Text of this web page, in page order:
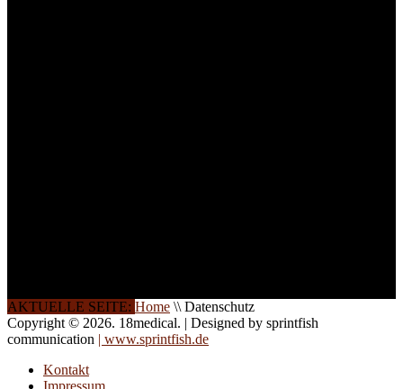
AKTUELLE SEITE: Home \\ Datenschutz
Copyright © 2026. 18medical. | Designed by sprintfish
communication | www.sprintfish.de
Kontakt
Impressum